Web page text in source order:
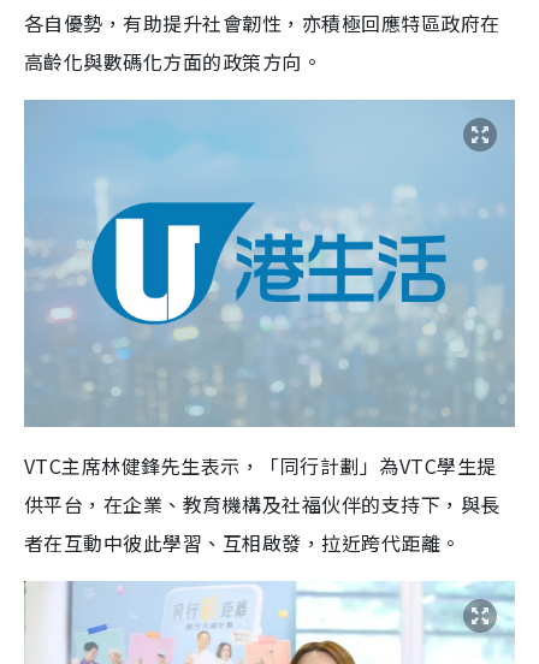
各自優勢，有助提升社會韌性，亦積極回應特區政府在
高齡化與數碼化方面的政策方向。
VTC主席林健鋒先生表示，「同行計劃」為VTC學生提
供平台，在企業、教育機構及社福伙伴的支持下，與長
者在互動中彼此學習、互相啟發，拉近跨代距離。